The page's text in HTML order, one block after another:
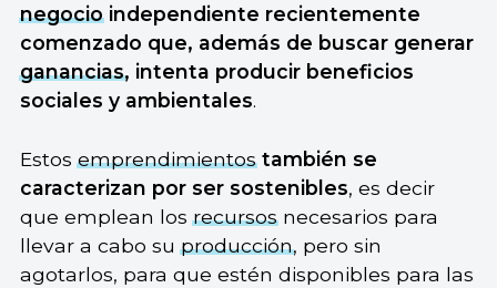
negocioindependiente recientemente
comenzado que, además de buscar generar
ganancias, intenta producir beneficios
sociales y ambientales.
Estosemprendimientos también se
caracterizan por ser sostenibles, es decir
que emplean losrecursosnecesarios para
llevar a cabo suproducción, pero sin
agotarlos, para que estén disponibles para las